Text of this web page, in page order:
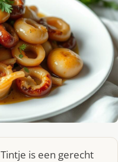
is een gerecht